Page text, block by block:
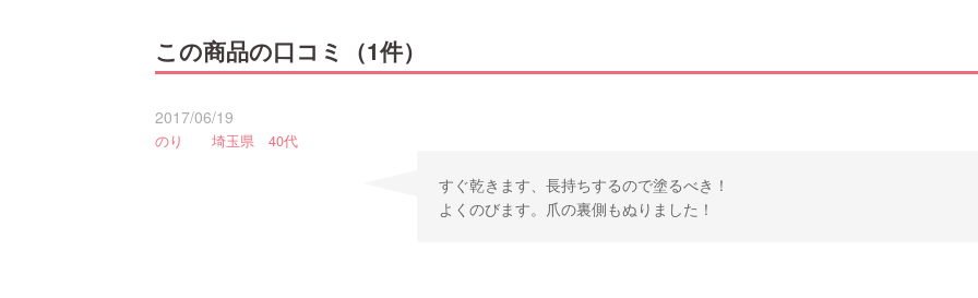
この商品の口コミ（1件）
2017/06/19
のり 埼玉県 40代
すぐ乾きます、長持ちするので塗るべき！
よくのびます。爪の裏側もぬりました！